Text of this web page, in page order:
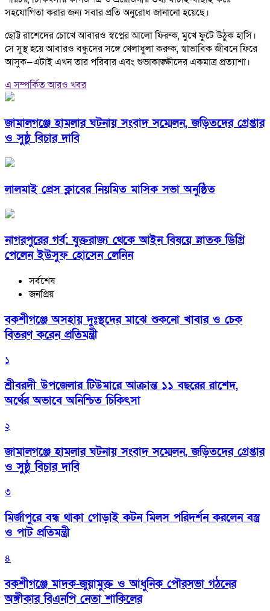
সহযোগিতা করার জন্য সবার প্রতি অনুরোধ জানানো হয়েছে।
ছোট্ট রাশেদের চোখে আবারও স্বপ্নের আলো ফিরুক, মুখে ফুটে উঠুক হাসি।
সে সুস্থ হয়ে আবারও বন্ধুদের সঙ্গে খেলাধুলা করুক, স্বাভাবিক জীবনে ফিরে
আসুক—এটাই এখন তার পরিবার এবং শুভাকাঙ্ক্ষীদের একমাত্র প্রত্যাশা।
এ সম্পর্কিত আরও খবর
জামালগঞ্জে হামলার ঘটনায় সংবাদ সম্মেলন, জড়িতদের গ্রেপ্তার
ও সুষ্ঠু বিচার দাবি
লালমাই প্রেস ক্লাবের নিয়মিত মাসিক সভা অনুষ্ঠিত
নাগরপুরের গর্ব: যুক্তরাজ্য থেকে আইন বিষয়ে স্নাতক ডিগ্রি
পেলেন ইউসুফ হোসেন লেনিন
সর্বশেষ
জনপ্রিয়
বকশীগঞ্জে অসহায় দুঃস্থদের মাঝে শুকনো খাবার ও চেক
বিতরণ করেন প্রতিমন্ত্রী
১
শ্রীবরদী উপজেলার টিউমারে আক্রান্ত ১১ বছরের রাশেদ,
অর্থের অভাবে অনিশ্চিত চিকিৎসা
২
জামালগঞ্জে হামলার ঘটনায় সংবাদ সম্মেলন, জড়িতদের গ্রেপ্তার
ও সুষ্ঠু বিচার দাবি
৩
মির্জাপুরে বন্ধ থাকা গোড়াই কটন মিলস পরিদর্শন করলেন বস্ত্র
ও পাট প্রতিমন্ত্রী
৪
বকশীগঞ্জে মাদক-জুয়ামুক্ত ও আধুনিক পৌরসভা গঠনের
অঙ্গীকার বিএনপি নেতা শাকিলের